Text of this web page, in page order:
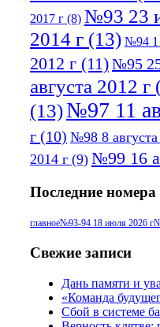
2017 г (8) №93 23
2014 г (13) №94 1
2012 г (11)№95
августа 2012 г
(13)№97 11
г (10) №98 8 августа
2014 г (9) №99 16
Последние номера
главное№93-94 18 июля 2026 г
Свежие записи
Дань памяти и
«Команда
Сбой в системе